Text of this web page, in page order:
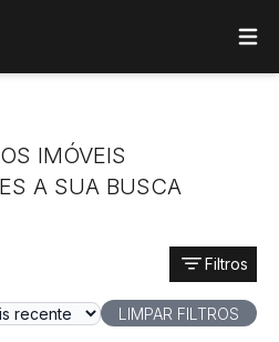
IMÓVEIS
A SUA BUSCA
Filtros
LIMPAR FILTROS